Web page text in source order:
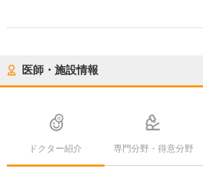
医師・施設情報
ドクター紹介 専門分野・得意分野